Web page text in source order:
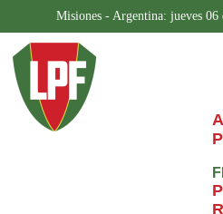
Misiones - Argentina: jueves 06